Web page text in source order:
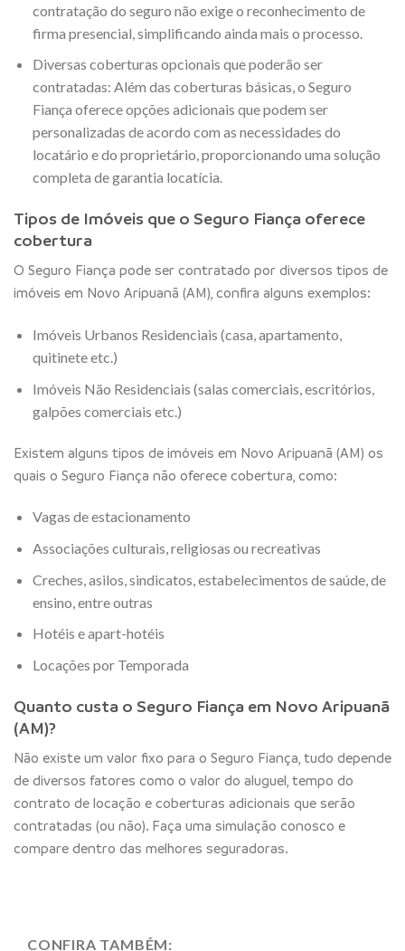
contratação do seguro não exige o reconhecimento de
firma presencial, simplificando ainda mais o processo.
Diversas coberturas opcionais que poderão ser
contratadas: Além das coberturas básicas, o Seguro
Fiança oferece opções adicionais que podem ser
personalizadas de acordo com as necessidades do
locatário e do proprietário, proporcionando uma solução
completa de garantia locatícia.
Tipos de Imóveis que o Seguro Fiança oferece
cobertura
O Seguro Fiança pode ser contratado por diversos tipos de
imóveis em Novo Aripuanã (AM), confira alguns exemplos:
Imóveis Urbanos Residenciais (casa, apartamento,
quitinete etc.)
Imóveis Não Residenciais (salas comerciais, escritórios,
galpões comerciais etc.)
Existem alguns tipos de imóveis em Novo Aripuanã (AM) os
quais o Seguro Fiança não oferece cobertura, como:
Vagas de estacionamento
Associações culturais, religiosas ou recreativas
Creches, asilos, sindicatos, estabelecimentos de saúde, de
ensino, entre outras
Hotéis e apart-hotéis
Locações por Temporada
Quanto custa o Seguro Fiança em Novo Aripuanã
(AM)?
Não existe um valor fixo para o Seguro Fiança, tudo depende
de diversos fatores como o valor do aluguel, tempo do
contrato de locação e coberturas adicionais que serão
contratadas (ou não). Faça uma simulação conosco e
compare dentro das melhores seguradoras.
CONFIRA TAMBÉM: